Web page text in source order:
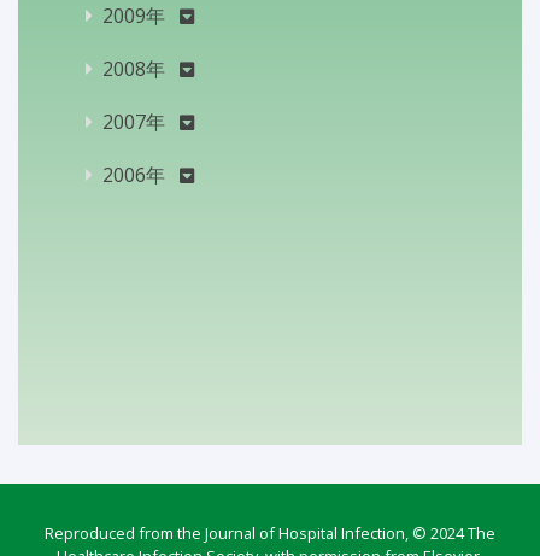
2009年
2008年
2007年
2006年
Reproduced from the Journal of Hospital Infection, © 2024 The